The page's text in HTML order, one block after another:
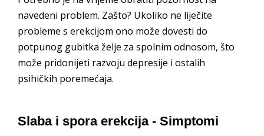
navedeni problem. Zašto? Ukoliko ne liječite
probleme s erekcijom ono može dovesti do
potpunog gubitka želje za spolnim odnosom, što
može pridonijeti razvoju depresije i ostalih
psihičkih poremećaja.
Slaba i spora erekcija - Simptomi